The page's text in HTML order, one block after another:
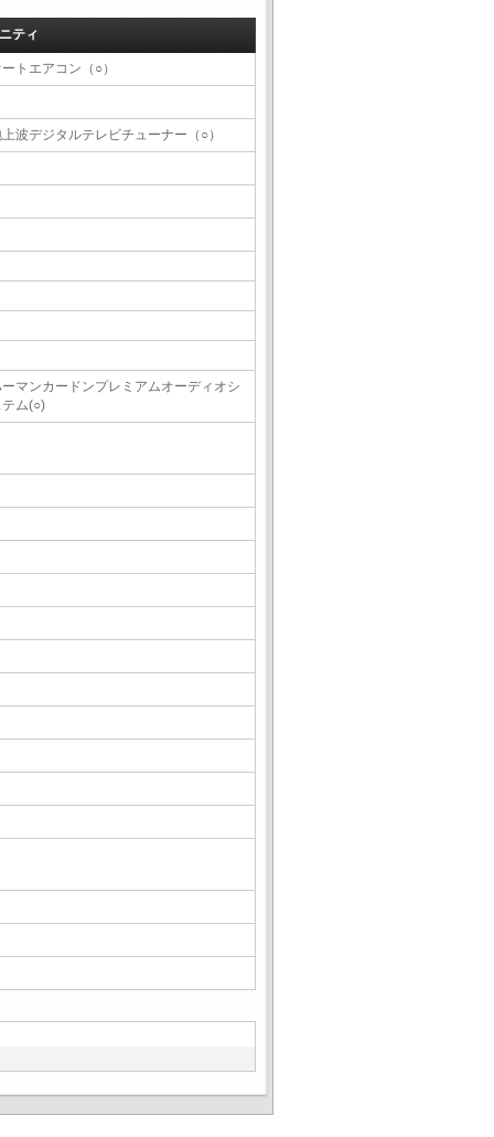
ティ
トエアコン（○）
波デジタルテレビチューナー（○）
マンカードンプレミアムオーディオシ
ム(○)